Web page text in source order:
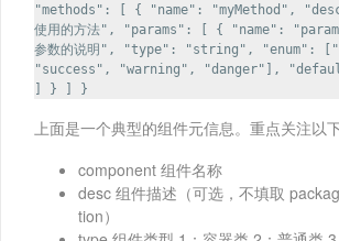
"methods": [ { "name": "myMethod",
使用的方法", "params": [ { "name":
参数的说明", "type": "string", "enum":
"success", "warning", "danger"],
] } ] }
上面是一个典型的组件元信息。重点关注以
component 组件名称
desc 组件描述（可选，不填取
tion）